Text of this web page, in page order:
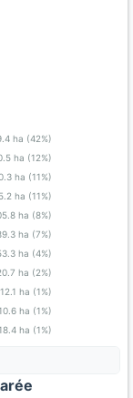
ha (42%)
ha (12%)
ha (11%)
ha (11%)
ha (8%)
ha (7%)
ha (4%)
ha (2%)
12.1 ha (1%)
ha (1%)
ha (1%)